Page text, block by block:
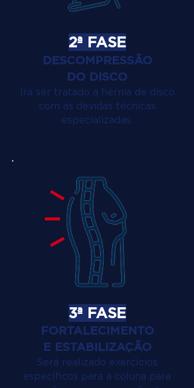
2ª FASE
DESCOMPRESSÃO
DO DISCO
Irá ser tratado a hérnia de disco
com as devidas técnicas
especializadas.
3ª FASE
FORTALECIMENTO
E ESTABILIZAÇÃO
Será realizado exercícios
específicos para a coluna para